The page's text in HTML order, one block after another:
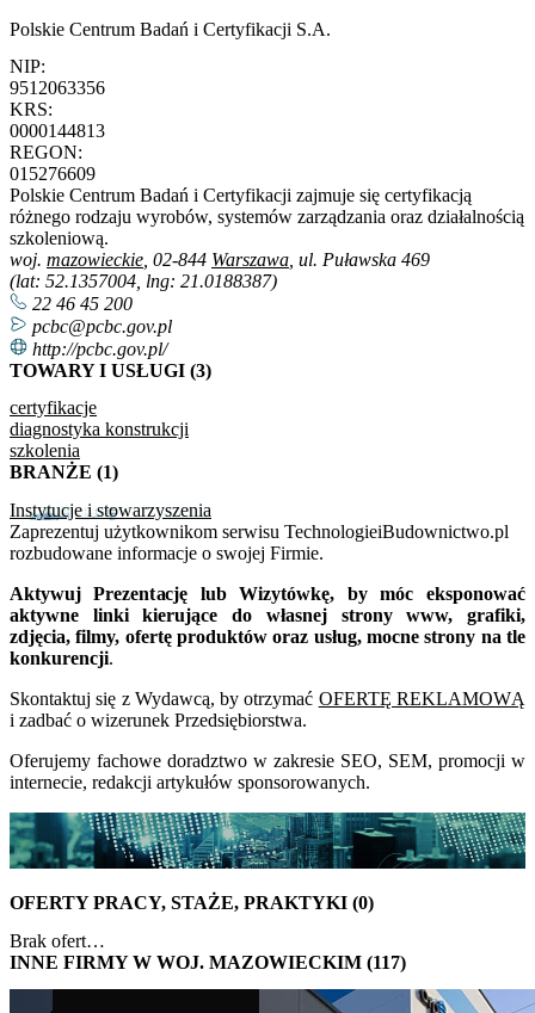
Polskie Centrum Badań i Certyfikacji S.A.
NIP:
9512063356
KRS:
0000144813
REGON:
015276609
Polskie Centrum Badań i Certyfikacji zajmuje się certyfikacją
różnego rodzaju wyrobów, systemów zarządzania oraz działalnością
szkoleniową.
woj. mazowieckie , 02-844 Warszawa , ul. Puławska 469
(lat: 52.1357004, lng: 21.0188387)
22 46 45 200
pcbc@pcbc.gov.pl
http://pcbc.gov.pl/
TOWARY I USŁUGI (3)
certyfikacje
diagnostyka konstrukcji
szkolenia
BRANŻE (1)
Instytucje i stowarzyszenia
Zaprezentuj użytkownikom serwisu TechnologieiBudownictwo.pl
rozbudowane informacje o swojej Firmie.
Aktywuj Prezentację lub Wizytówkę, by móc eksponować
aktywne linki kierujące do własnej strony www, grafiki,
zdjęcia, filmy, ofertę produktów oraz usług, mocne strony na tle
konkurencji.
Skontaktuj się z Wydawcą, by otrzymać OFERTĘ REKLAMOWĄ
i zadbać o wizerunek Przedsiębiorstwa.
Oferujemy fachowe doradztwo w zakresie SEO, SEM, promocji w
internecie, redakcji artykułów sponsorowanych.
OFERTY PRACY, STAŻE, PRAKTYKI (0)
Brak ofert…
INNE FIRMY W WOJ. MAZOWIECKIM (117)